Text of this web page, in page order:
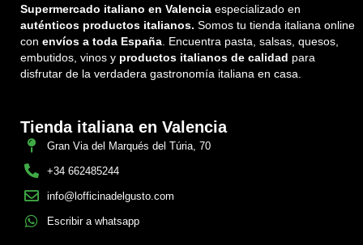
Supermercado italiano en Valencia especializado en
auténticos productos italianos. Somos tu tienda italiana online
con envíos a toda España . Encuentra pasta, salsas, quesos,
embutidos, vinos y productos italianos de calidad para
disfrutar de la verdadera gastronomía italiana en casa.
Tienda italiana en Valencia
Gran Via del Marqués del Túria, 70
+34 662485244
info@lofficinadelgusto.com
Escribir a whatsapp